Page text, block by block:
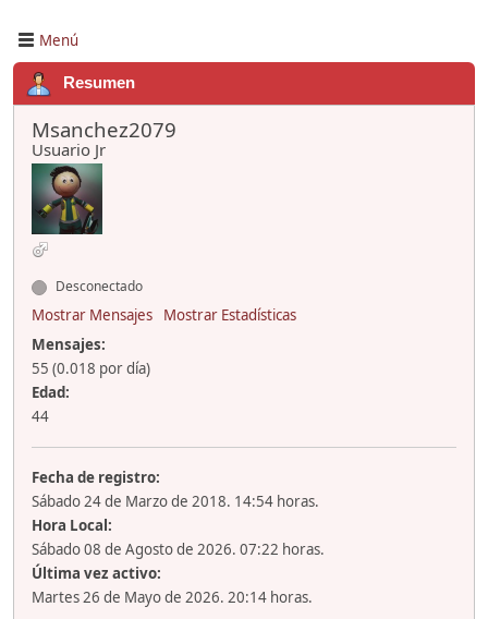
Menú
Resumen
Msanchez2079
Usuario Jr
Desconectado
Mostrar Mensajes
Mostrar Estadísticas
Mensajes:
55 (0.018 por día)
Edad:
44
Fecha de registro:
Sábado 24 de Marzo de 2018. 14:54 horas.
Hora Local:
Sábado 08 de Agosto de 2026. 07:22 horas.
Última vez activo:
Martes 26 de Mayo de 2026. 20:14 horas.